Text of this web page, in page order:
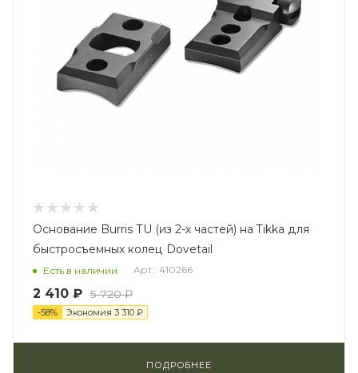
Основание Burris TU (из 2-х частей) на Tikka для
быстросъемных колец Dovetail
Есть в наличии Арт.: 410266
2 410 ₽ 5 720 ₽
-58% Экономия 3 310 ₽
ПОДРОБНЕЕ